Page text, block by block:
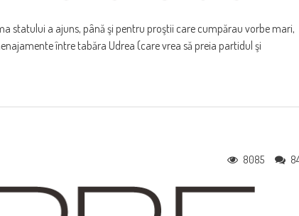
statului a ajuns, până şi pentru proştii care cumpărau vorbe mari,
între tabăra Udrea (care vrea să preia partidul şi
8085